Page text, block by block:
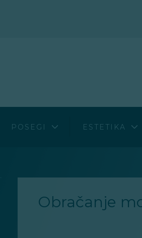
POSEGI ESTETIKA
Obračanje